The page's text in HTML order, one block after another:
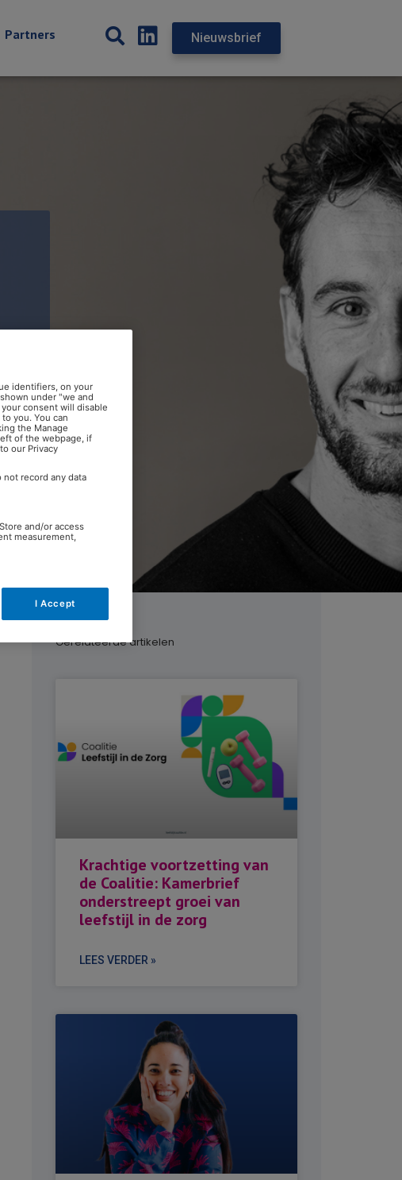
Partners Nieuwsbrief
Gerelateerde artikelen
Krachtige voortzetting van
de Coalitie: Kamerbrief
onderstreept groei van
leefstijl in de zorg
LEES VERDER »
identifiers, on your
under "we and
consent will disable
you. You can
the Manage
of the webpage, if
our Privacy
record any data
and/or access
measurement,
I Accept